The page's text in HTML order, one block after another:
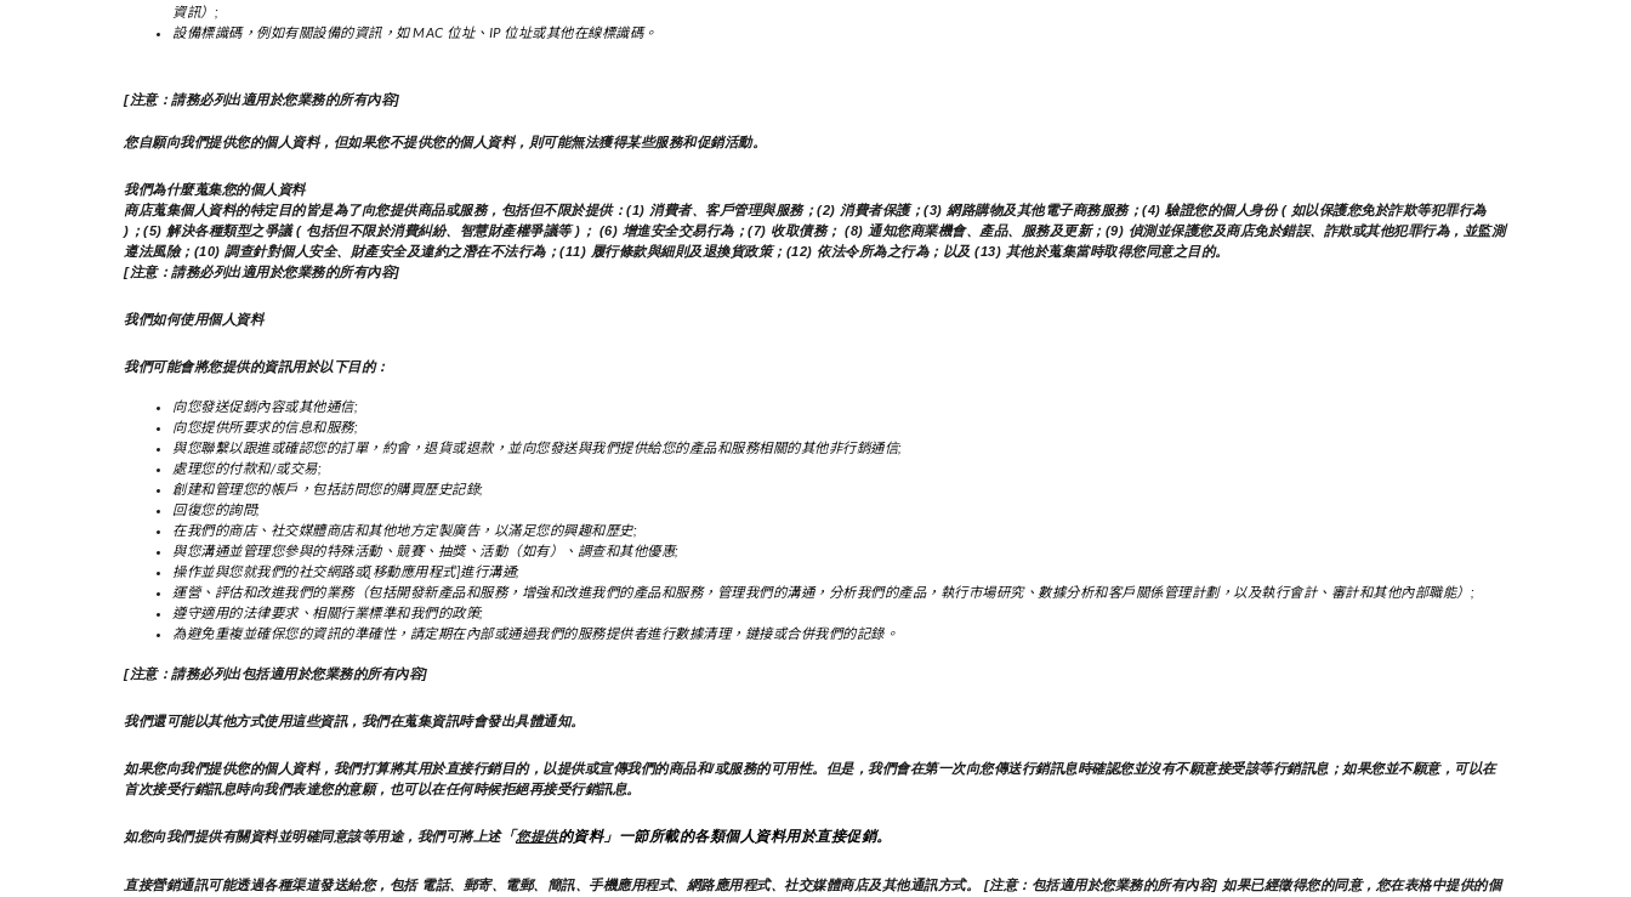
資訊）;
設備標識碼，例如有關設備的資訊，如 MAC 位址、IP 位址或其他在線標識碼。
[注意：請務必列出適用於您業務的所有內容]
您自願向我們提供您的個人資料，但如果您不提供您的個人資料，則可能無法獲得某些服務和促銷活動。
我們為什麼蒐集您的個人資料
商店蒐集個人資料的特定目的皆是為了向您提供商品或服務，包括但不限於提供：(1) 消費者、客戶管理與服務；(2) 消費者保護；(3) 網路購物及其他電子商務服務；(4) 驗證您的個人身份 ( 如以保護您免於詐欺等犯罪行為
)；(5) 解決各種類型之爭議 ( 包括但不限於消費糾紛、智慧財產權爭議等 )； (6) 增進安全交易行為；(7) 收取債務； (8) 通知您商業機會、產品、服務及更新；(9) 偵測並保護您及商店免於錯誤、詐欺或其他犯罪行為，並監測
遵法風險；(10) 調查針對個人安全、財產安全及違約之潛在不法行為；(11) 履行條款與細則及退換貨政策；(12) 依法令所為之行為；以及 (13) 其他於蒐集當時取得您同意之目的。
[注意：請務必列出適用於您業務的所有內容]
我們如何使用個人資料
我們可能會將您提供的資訊用於以下目的：
向您發送促銷內容或其他通信;
向您提供所要求的信息和服務;
與您聯繫以跟進或確認您的訂單，約會，退貨或退款，並向您發送與我們提供給您的產品和服務相關的其他非行銷通信;
處理您的付款和/或交易;
創建和管理您的帳戶，包括訪問您的購買歷史記錄;
回復您的詢問;
在我們的商店、社交媒體商店和其他地方定製廣告，以滿足您的興趣和歷史;
與您溝通並管理您參與的特殊活動、競賽、抽獎、活動（如有）、調查和其他優惠;
操作並與您就我們的社交網路或[移動應用程式]進行溝通;
運營、評估和改進我們的業務（包括開發新產品和服務，增強和改進我們的產品和服務，管理我們的溝通，分析我們的產品，執行市場研究、數據分析和客戶關係管理計劃，以及執行會計、審計和其他內部職能）;
遵守適用的法律要求、相關行業標準和我們的政策;
為避免重複並確保您的資訊的準確性，請定期在內部或通過我們的服務提供者進行數據清理，鏈接或合併我們的記錄。
[注意：請務必列出包括適用於您業務的所有內容]
我們還可能以其他方式使用這些資訊，我們在蒐集資訊時會發出具體通知。
如果您向我們提供您的個人資料，我們打算將其用於直接行銷目的，以提供或宣傳我們的商品和/或服務的可用性。但是，我們會在第一次向您傳送行銷訊息時確認您並沒有不願意接受該等行銷訊息；如果您並不願意，可以在
首次接受行銷訊息時向我們表達您的意願，也可以在任何時候拒絕再接受行銷訊息。
如您向我們提供有關資料並明確同意該等用途，我們可將上述「您提供的資料」一節所載的各類個人資料用於直接促銷。
直接營銷通訊可能透過各種渠道發送給您，包括 電話、郵寄、電郵、簡訊、手機應用程式、網路應用程式、社交媒體商店及其他通訊方式。 [注意：包括適用於您業務的所有內容] 如果已經徵得您的同意，您在表格中提供的個